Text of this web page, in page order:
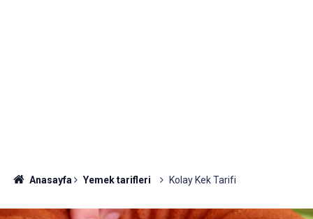
Anasayfa Yemek tarifleri Kolay Kek Tarifi